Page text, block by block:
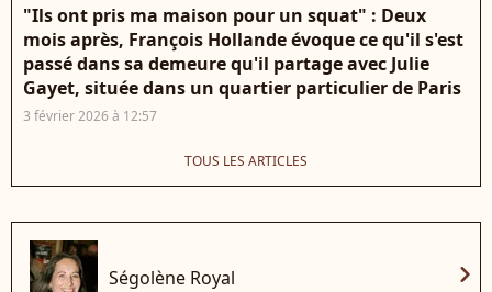
"Ils ont pris ma maison pour un squat" : Deux
mois après, François Hollande évoque ce qu'il s'est
passé dans sa demeure qu'il partage avec Julie
Gayet, située dans un quartier particulier de Paris
3 février 2026 à 12:57
TOUS LES ARTICLES
Ségolène Royal chevron_right